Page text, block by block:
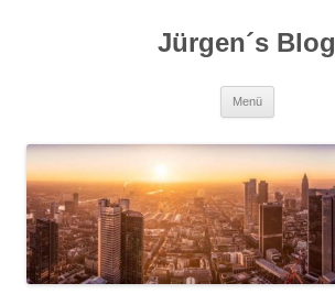
Jürgen´s Blog
Menü